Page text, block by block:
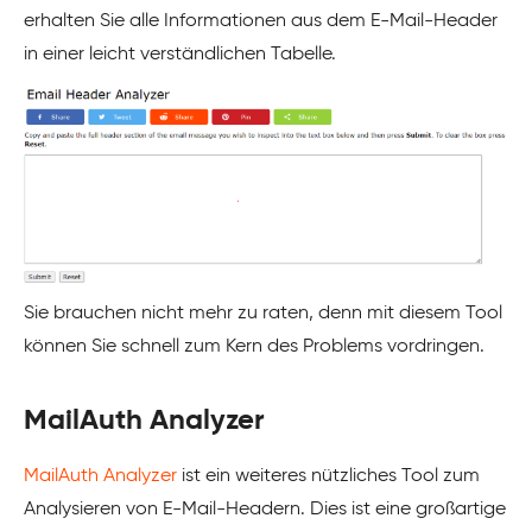
erhalten Sie alle Informationen aus dem E-Mail-Header
in einer leicht verständlichen Tabelle.
Sie brauchen nicht mehr zu raten, denn mit diesem Tool
können Sie schnell zum Kern des Problems vordringen.
MailAuth Analyzer
MailAuth Analyzer ist ein weiteres nützliches Tool zum
Analysieren von E-Mail-Headern. Dies ist eine großartige